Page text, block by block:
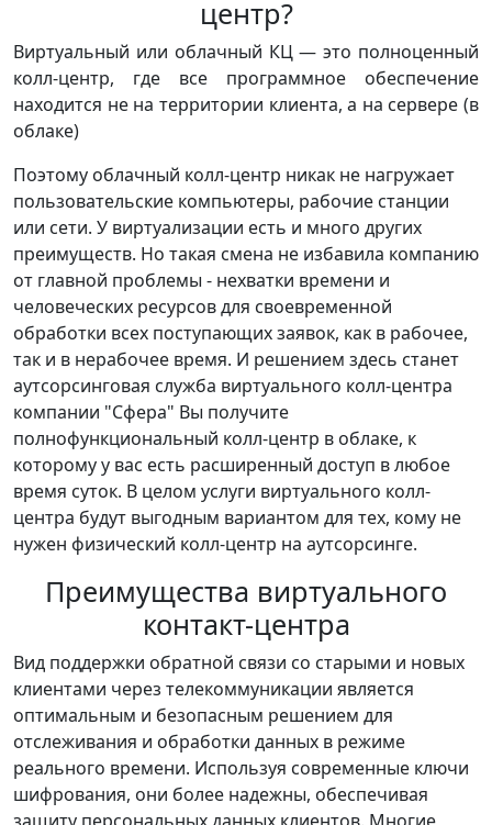
центр?
Виртуальный или облачный КЦ — это полноценный
колл-центр, где все программное обеспечение
находится не на территории клиента, а на сервере (в
облаке)
Поэтому облачный колл-центр никак не нагружает
пользовательские компьютеры, рабочие станции
или сети. У виртуализации есть и много других
преимуществ. Но такая смена не избавила компанию
от главной проблемы - нехватки времени и
человеческих ресурсов для своевременной
обработки всех поступающих заявок, как в рабочее,
так и в нерабочее время. И решением здесь станет
аутсорсинговая служба виртуального колл-центра
компании "Сфера" Вы получите
полнофункциональный колл-центр в облаке, к
которому у вас есть расширенный доступ в любое
время суток. В целом услуги виртуального колл-
центра будут выгодным вариантом для тех, кому не
нужен физический колл-центр на аутсорсинге.
Преимущества виртуального
контакт-центра
Вид поддержки обратной связи со старыми и новых
клиентами через телекоммуникации является
оптимальным и безопасным решением для
отслеживания и обработки данных в режиме
реального времени. Используя современные ключи
шифрования, они более надежны, обеспечивая